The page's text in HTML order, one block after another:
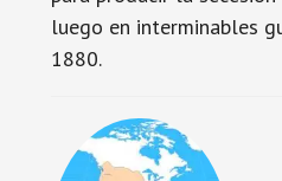
luego en interminables
1880.